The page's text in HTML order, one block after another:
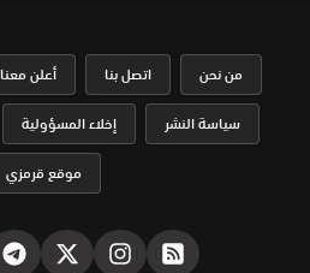
من نحن اتصل بنا أعلن معنا
سياسة النشر
إخلاء المسؤولية
موقع قرمزي